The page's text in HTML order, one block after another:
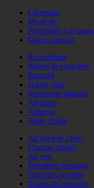
Cheminée
Musicale
Patrimoine Lyonnais
Décor original
Romantique
Bistrot de caractère
Branché
Happy chic
Restaurant dansant
Atypique
Auberge
Table d'hôte
Au bord de l'eau
Charme urbain
Au vert
Premières terrasses
Terrasses secrètes
Toutes les terrasses